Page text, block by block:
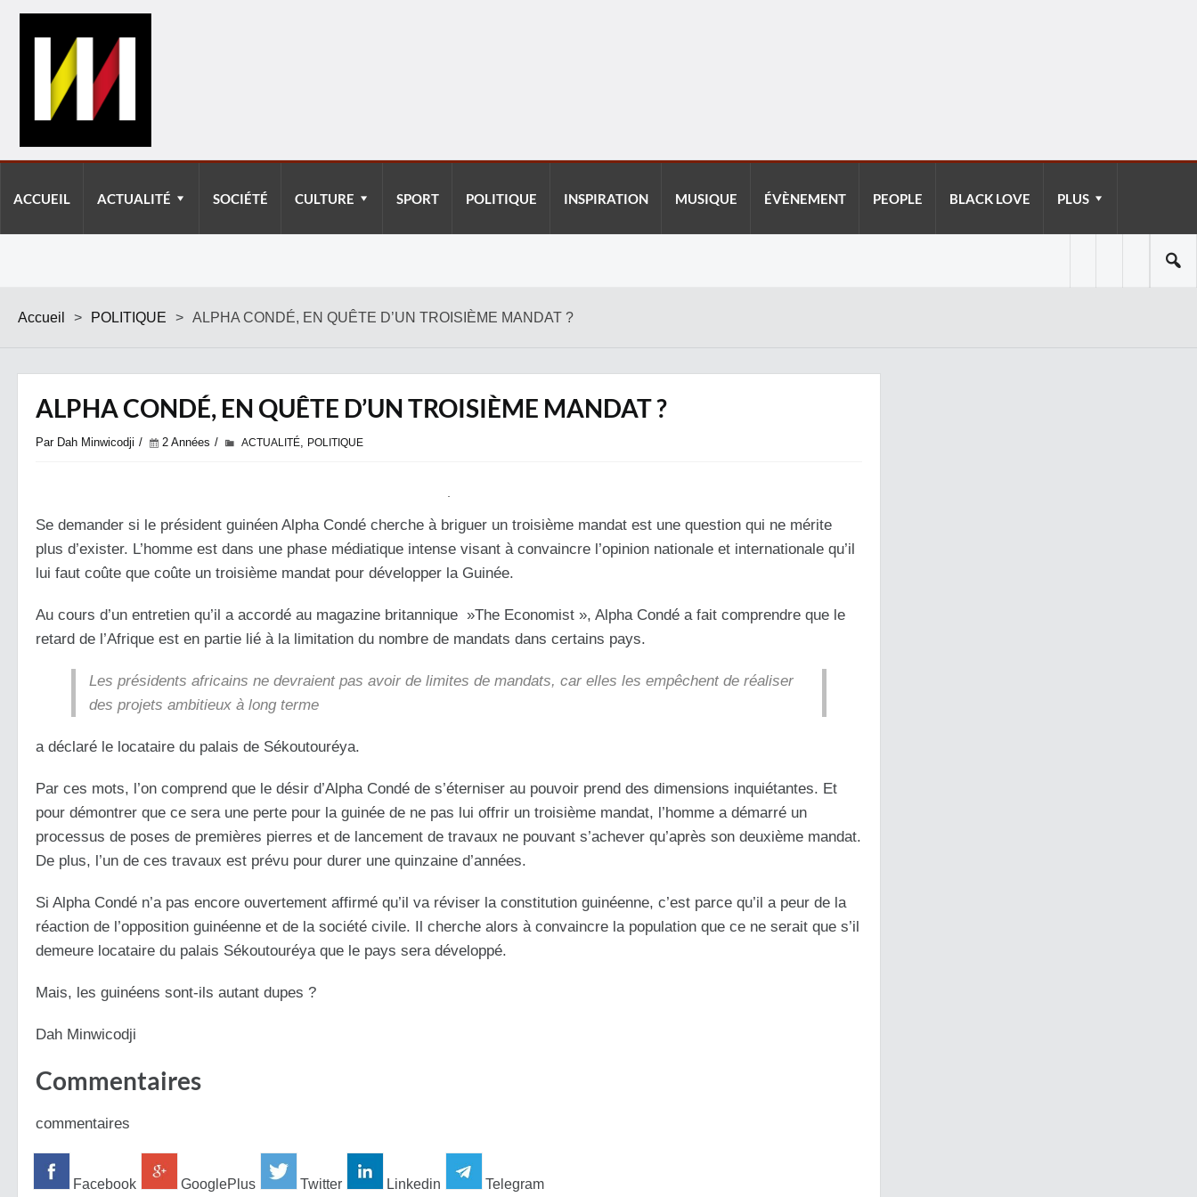
ACCUEIL ACTUALITÉ SOCIÉTÉ CULTURE SPORT POLITIQUE INSPIRATION MUSIQUE ÉVÈNEMENT PEOPLE BLACK LOVE PLUS
Accueil > POLITIQUE > ALPHA CONDÉ, EN QUÊTE D’UN TROISIÈME MANDAT ?
ALPHA CONDÉ, EN QUÊTE D’UN TROISIÈME MANDAT ?
Par Dah Minwicodji 2 Années ACTUALITÉ, POLITIQUE
Se demander si le président guinéen Alpha Condé cherche à briguer un troisième mandat est une question qui ne mérite
plus d’exister. L’homme est dans une phase médiatique intense visant à convaincre l’opinion nationale et internationale qu’il
lui faut coûte que coûte un troisième mandat pour développer la Guinée.
Au cours d’un entretien qu’il a accordé au magazine britannique »The Economist », Alpha Condé a fait comprendre que le
retard de l’Afrique est en partie lié à la limitation du nombre de mandats dans certains pays.
Les présidents africains ne devraient pas avoir de limites de mandats, car elles les empêchent de réaliser
des projets ambitieux à long terme
a déclaré le locataire du palais de Sékoutouréya.
Par ces mots, l’on comprend que le désir d’Alpha Condé de s’éterniser au pouvoir prend des dimensions inquiétantes. Et
pour démontrer que ce sera une perte pour la guinée de ne pas lui offrir un troisième mandat, l’homme a démarré un
processus de poses de premières pierres et de lancement de travaux ne pouvant s’achever qu’après son deuxième mandat.
De plus, l’un de ces travaux est prévu pour durer une quinzaine d’années.
Si Alpha Condé n’a pas encore ouvertement affirmé qu’il va réviser la constitution guinéenne, c’est parce qu’il a peur de la
réaction de l’opposition guinéenne et de la société civile. Il cherche alors à convaincre la population que ce ne serait que s’il
demeure locataire du palais Sékoutouréyaque le pays sera développé.
Mais, les guinéens sont-ils autant dupes ?
Dah Minwicodji
Commentaires
commentaires
Facebook GooglePlus Twitter Linkedin Telegram